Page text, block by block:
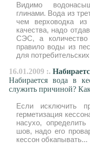
Видимо
глинами. Вода из
чем верховодка
качества, надо
СЭС, а
правило воды из
для
16.01.2009 :.
Набирается вода в
служить причиной? Как
Если исключить
герметизация
насухо,
шов, надо его
кессон обкапывать...